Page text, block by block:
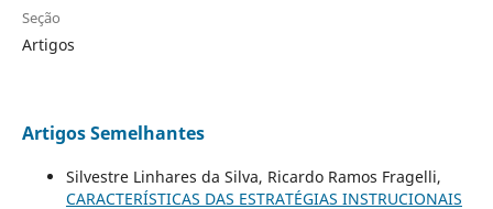
Seção
Artigos
Artigos Semelhantes
Silvestre Linhares da Silva, Ricardo Ramos Fragelli,
CARACTERÍSTICAS DAS ESTRATÉGIAS INSTRUCIONAIS